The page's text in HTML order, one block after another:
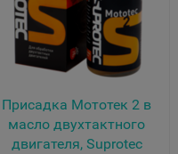
Присадка Мототек 2 в
масло двухтактного
двигателя, Suprotec